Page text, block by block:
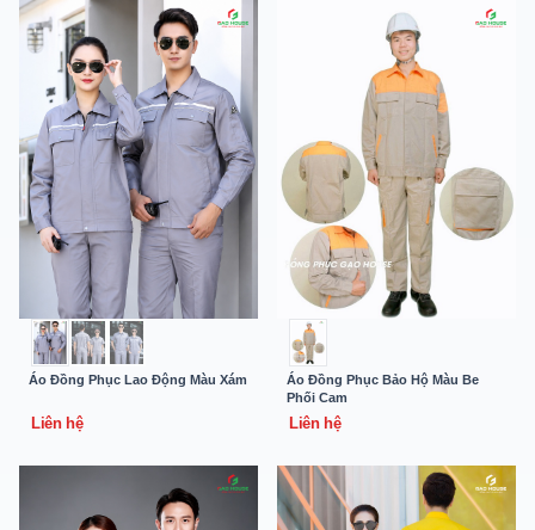
Áo Đồng Phục Lao Động Màu Xám
Liên hệ
Áo Đồng Phục Bảo Hộ Màu Be
Phối Cam
Liên hệ